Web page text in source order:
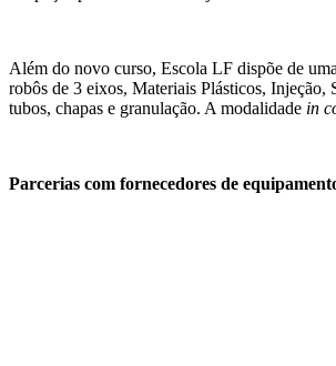
Além do novo curso, Escola LF dispõe de
robôs de 3 eixos, Materiais Plásticos, Injeção,
tubos, chapas e granulação. A modalidade in
Parcerias com fornecedores de